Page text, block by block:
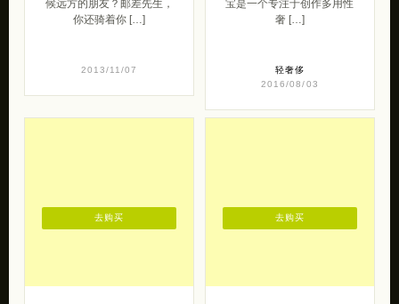
候远方的朋友？邮差先生，
你还骑着你 […]
2013/11/07
宝是一个专注于创作多用性
奢 […]
轻奢侈
2016/08/03
去购买 去购买